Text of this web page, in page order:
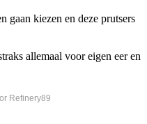
gaan kiezen en deze prutsers
allemaal voor eigen eer en
Refinery89